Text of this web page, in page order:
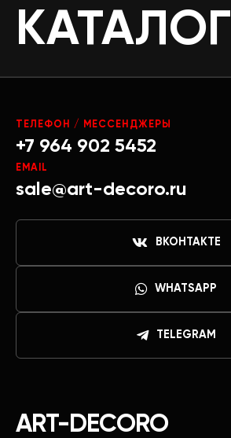
КАТАЛОГ
ART-DECORO
ТЕЛЕФОН / МЕССЕНДЖЕРЫ
+7 964 902 5452
EMAIL
sale@art-decoro.ru
ВКОНТАКТЕ
WHATSAPP
TELEGRAM